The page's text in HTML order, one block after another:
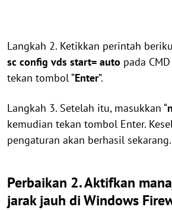
Langkah 2. Ketikkan perintah
sc config vds start= auto pada
tekan tombol “Enter”.
Langkah 3. Setelah itu, masukkan “
kemudian tekan tombol Enter.
pengaturan akan berhasil sekarang.
Perbaikan 2. Aktifkan
jarak jauh di Windows